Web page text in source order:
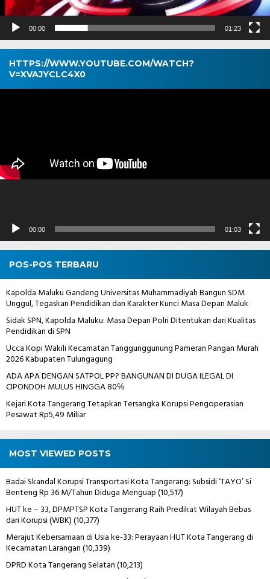
00:00 01:23
HTTPS://WWW.YOUTUBE.COM/WATCH?
V=XVAJYCLC4X0
Pemutar
00:00 01:03
POS-POS TERBARU
Kapolda Maluku Gandeng Universitas Muhammadiyah Bangun SDM
Unggul, Tegaskan Pendidikan dan Karakter Kunci Masa Depan Maluk
Sidak SPN, Kapolda Maluku: Masa Depan Polri Ditentukan dari Kualitas
Pendidikan di SPN
Ucca Kopi Wakili Kecamatan Tanggunggunung Pameran Pangan Murah
2026 Kabupaten Tulungagung
ADA APA DENGAN SATPOL PP? BANGUNAN DI DUGA ILEGAL DI
CIPONDOH MULUS HINGGA 80℅
Kejari Kota Tangerang Tetapkan Tersangka Korupsi Pengoperasian
Pesawat Rp5,49 Miliar
MOST VIEWED POSTS
Badai Skandal Korupsi Transportasi Kota Tangerang: Subsidi ‘TAYO’ Si
Benteng Rp 36 M/Tahun Diduga Menguap(10,517)
HUT ke – 33, DPMPTSP Kota Tangerang Raih Predikat Wilayah Bebas
dari Korupsi (WBK)(10,377)
Merajut Kebersamaan di Usia ke-33: Perayaan HUT Kota Tangerang di
Kecamatan Larangan(10,339)
DPRD Kota Tangerang Selatan(10,213)